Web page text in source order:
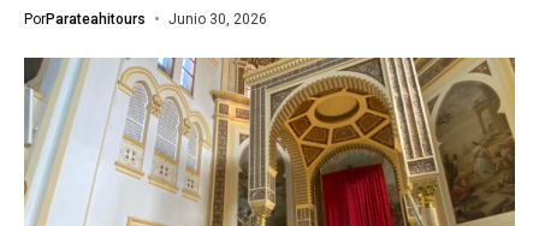
PorParateahitours Junio 30, 2026